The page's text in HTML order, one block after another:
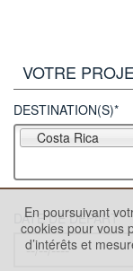
VOTRE
DESTINATION(S)*
Costa Rica
DATE DE DÉPART
En poursuivant
cookies pour vous
d’intérêts et